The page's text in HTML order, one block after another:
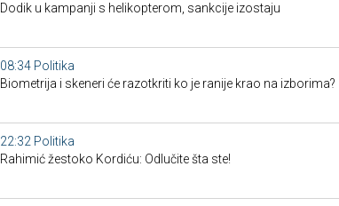
Dodik u kampanji s helikopterom, sankcije izostaju
08:34 Politika
Biometrija i skeneri će razotkriti ko je ranije krao na izborima?
22:32 Politika
Rahimić žestoko Kordiću: Odlučite šta ste!